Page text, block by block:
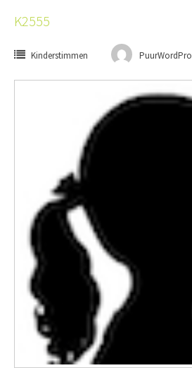
K2555
Kinderstimmen PuurWordPro